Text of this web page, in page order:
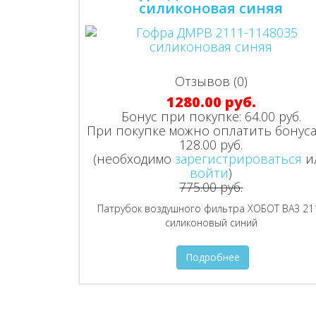
силиконовая синяя
Отзывов (0)
1280.00 руб.
Бонус при покупке: 64.00 руб.
При покупке можно оплатить
128.00 руб.
(необходимо зарегистрироваться
войти)
775.00 руб.
Патрубок воздушного фильтра ХОБОТ ВАЗ
силиконовый синий
Подробнее